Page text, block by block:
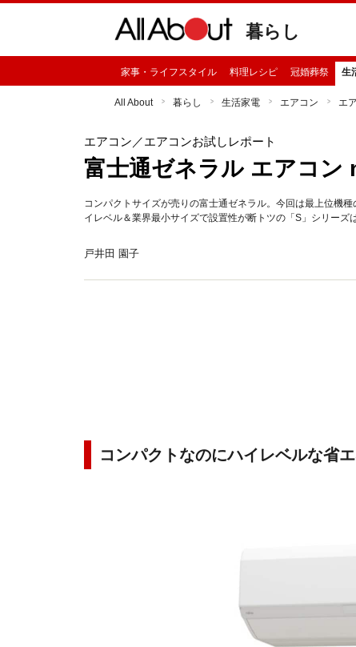
暮らし
家事・ライフスタイル 料理レシピ 冠婚葬祭 生
All About 暮らし 生活家電 エアコン エ
エアコン ／エアコンお試しレポート
富士通ゼネラル エアコン
コンパクトサイズが売りの富士通ゼネラル。今回は最上位機
イレベル＆業界最小サイズで設置性が断トツの「S」シリーズ
戸井田 園子
コンパクトなのにハイレベルな省